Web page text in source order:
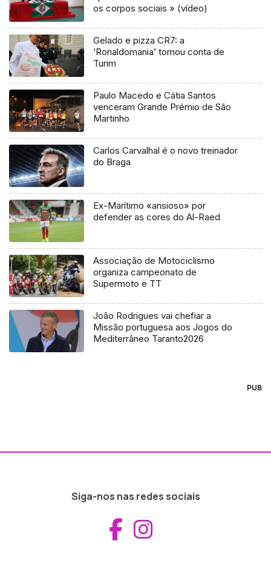
os corpos sociais » (vídeo)
Gelado e pizza CR7: a
‘Ronaldomania’ tomou conta de
Turim
Paulo Macedo e Cátia Santos
venceram Grande Prémio de São
Martinho
Carlos Carvalhal é o novo treinador
do Braga
Ex-Marítimo «ansioso» por
defender as cores do Al-Raed
Associação de Motociclismo
organiza campeonato de
Supermoto e TT
João Rodrigues vai chefiar a
Missão portuguesa aos Jogos do
Mediterrâneo Taranto2026
PUB
Siga-nos nas redes sociais
Aceder ao